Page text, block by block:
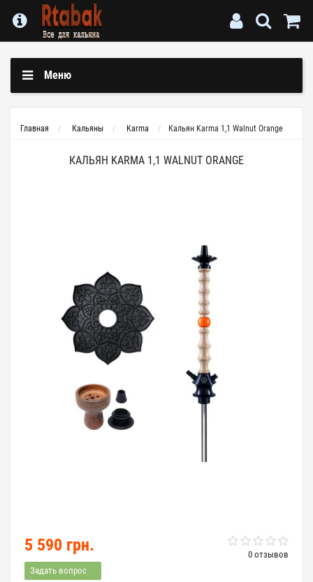
Меню
Главная Кальяны Karma Кальян Karma 1,1 Walnut Orange
КАЛЬЯН KARMA 1,1 WALNUT ORANGE
0 отзывов
5 590 грн.
Задать вопрос